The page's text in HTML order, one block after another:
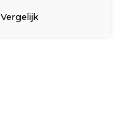
Vergelijk